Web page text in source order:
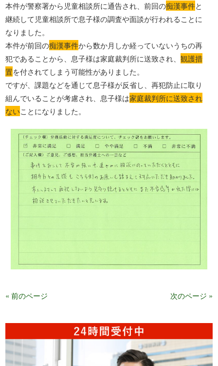
本件が警察署から児童相談所に通告され、前回の痴漢事件と
継続して児童相談所で息子様の調査や面談が行われることに
なりました。
本件が前回の痴漢事件から数か月しか経っていないうちの再
犯であることから、息子様は家庭裁判所に送致され、観護措
置を付されてしまう可能性がありました。
ですが、課題などを通じて息子様が反省し、再犯防止に取り
組んでいることが考慮され、息子様は家庭裁判所に送致され
ないことになりました。
« 前のページ 次のページ »